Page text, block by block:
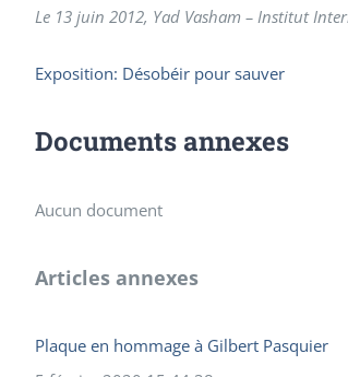
Le 13 juin 2012, Yad Vasham – Institut
Exposition: Désobéir pour sauver
Documents annexes
Aucun document
Articles annexes
Plaque en hommage à Gilbert Pasquier